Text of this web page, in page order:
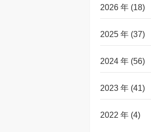
2026 年 (18)
2025 年 (37)
2024 年 (56)
2023 年 (41)
2022 年 (4)